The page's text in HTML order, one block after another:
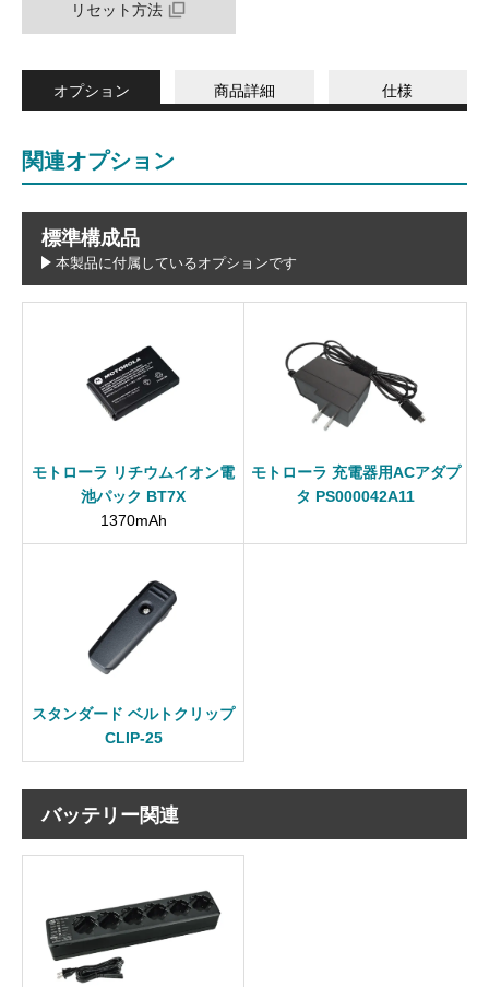
リセット方法
オプション 商品詳細 仕様
関連オプション
標準構成品
本製品に付属しているオプションです
モトローラ リチウムイオン電
池パック BT7X
1370mAh
モトローラ 充電器用ACアダプ
タ PS000042A11
スタンダード ベルトクリップ
CLIP-25
バッテリー関連